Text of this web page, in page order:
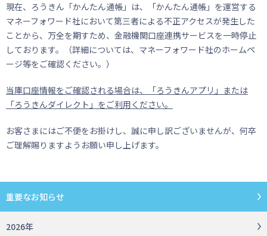
現在、ろうきん「かんたん通帳」は、「かんたん通帳」を運営する
マネーフォワード社において第三者による不正アクセスが発生した
ことから、万全を期すため、金融機関口座連携サービスを一時停止
しております。（詳細については、マネーフォワード社のホームペ
ージ等をご確認ください。）
当庫口座情報をご確認される場合は、「ろうきんアプリ」または
「ろうきんダイレクト」をご利用ください。
お客さまにはご不便をお掛けし、誠に申し訳ございませんが、何卒
ご理解賜りますようお願い申し上げます。
重要なお知らせ
2026年